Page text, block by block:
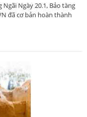
Ngày 20.1, Bảo tàng
đã cơ bản hoàn thành